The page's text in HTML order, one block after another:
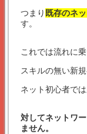
つまり 既存のネ
す。
これでは流れに
スキルの無い新
ネット初心者で
対してネットワ
ません。